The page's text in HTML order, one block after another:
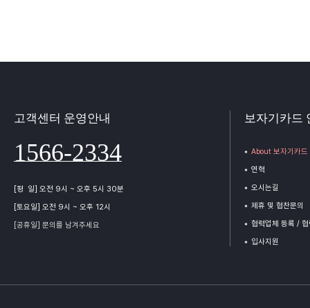
고객센터 운영안내
1566-2334
[평 일] 오전 9시 ~ 오후 5시 30분
[토요일] 오전 9시 ~ 오후 12시
[공휴일] 문의를 남겨주세요
보자기카드
About 보자기카드
연혁
오시는길
제휴 및 협찬문의
협력업체 등록 /
입사지원